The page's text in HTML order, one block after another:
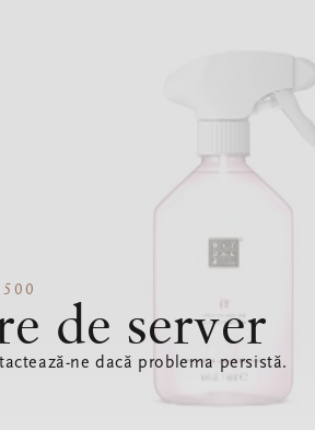
de server
ne dacă problema persistă.